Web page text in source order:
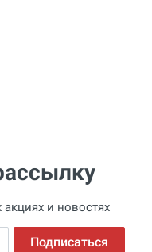
и новостях
Подписаться